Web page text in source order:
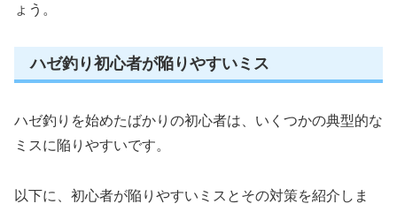
ょう。
ハゼ釣り初心者が陥りやすいミス
ハゼ釣りを始めたばかりの初心者は、いくつかの典型的な
ミスに陥りやすいです。
以下に、初心者が陥りやすいミスとその対策を紹介しま